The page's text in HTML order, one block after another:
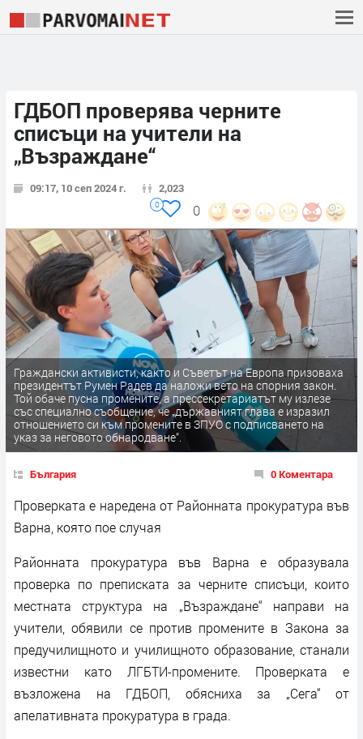
ГДБОП проверява черните
списъци на учители на
„Възраждане“
09:17, 10 сеп 2024 г. 2,023
0
0
Граждански активисти, както и Съветът на Европа призоваха
президентът Румен Радев да наложи вето на спорния закон.
Той обаче пусна промените, а прессекретариатът му излезе
със специално съобщение, че „държавният глава е изразил
отношението си към промените в ЗПУО с подписването на
указ за неговото обнародване“.
България 0 Коментара
Проверката е наредена от Районната прокуратура във
Варна, която пое случая
Районната прокуратура във Варна е образувала
проверка по преписката за черните списъци, които
местната структура на „Възраждане“ направи на
учители, обявили се против промените в Закона за
предучилищното и училищното образование, станали
известни като ЛГБТИ-промените. Проверката е
възложена на ГДБОП, обясниха за „Сега“ от
апелативната прокуратура в града.